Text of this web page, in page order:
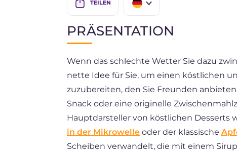
TEILEN
ES
FR
NL
PRÄSENTATION
Wenn das schlechte Wetter Sie dazu
nette Idee für Sie, um einen köstlichen
zuzubereiten, den Sie Freunden
Snack oder eine originelle
Hauptdarsteller von köstlichen Desserts
in der Mikrowelle oder der klassische
Scheiben verwandelt, die mit einem